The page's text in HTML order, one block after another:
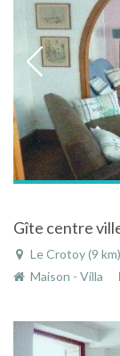
Le Crotoy (9
Maison - Villa